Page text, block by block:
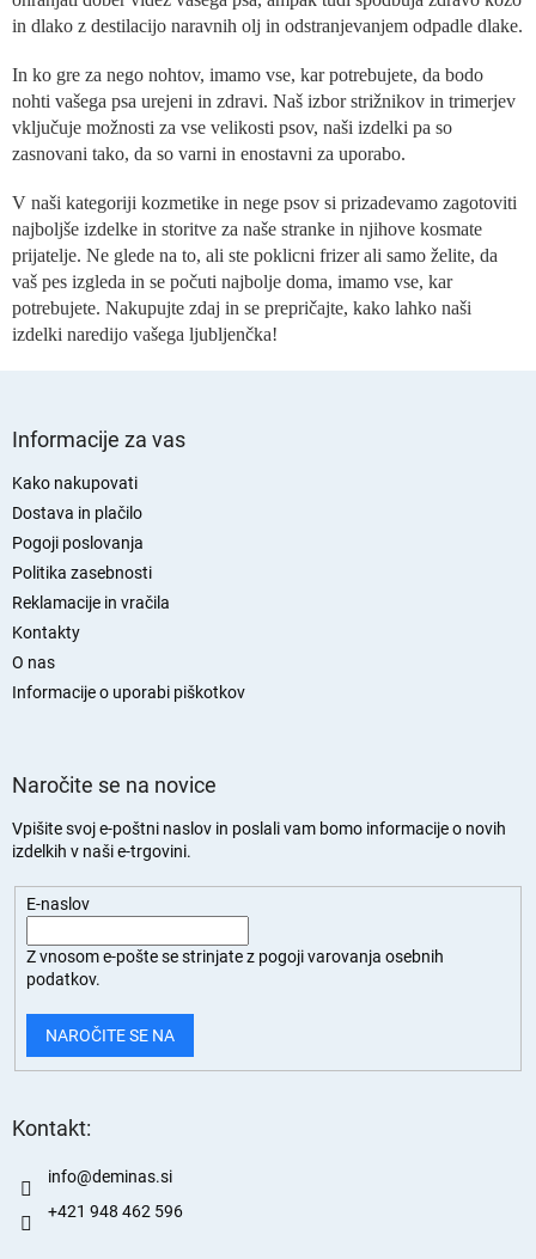
n
l
e
m
e
t
i
z
a
n
a
š
in dlako z destilacijo naravnih olj in odstranjevanjem odpadle dlake.
In ko gre za nego nohtov, imamo vse, kar potrebujete, da bodo
nohti vašega psa urejeni in zdravi. Naš izbor strižnikov in trimerjev
vključuje možnosti za vse velikosti psov, naši izdelki pa so
zasnovani tako, da so varni in enostavni za uporabo.
V naši kategoriji kozmetike in nege psov si prizadevamo zagotoviti
najboljše izdelke in storitve za naše stranke in njihove kosmate
prijatelje. Ne glede na to, ali ste poklicni frizer ali samo želite, da
vaš pes izgleda in se počuti najbolje doma, imamo vse, kar
potrebujete. Nakupujte zdaj in se prepričajte, kako lahko naši
izdelki naredijo vašega ljubljenčka!
Informacije za vas
Kako nakupovati
Dostava in plačilo
Pogoji poslovanja
Politika zasebnosti
Reklamacije in vračila
Kontakty
O nas
Informacije o uporabi piškotkov
Naročite se na novice
Vpišite svoj e-poštni naslov in poslali vam bomo informacije o novih
izdelkih v naši e-trgovini.
E-naslov
Z vnosom e-pošte se strinjate z pogoji varovanja osebnih
podatkov.
NAROČITE SE NA
Kontakt:
info@deminas.si
+421 948 462 596